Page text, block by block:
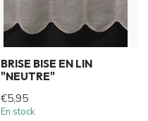
BRISE BISE EN LIN
"NEUTRE"
€5,95
En stock